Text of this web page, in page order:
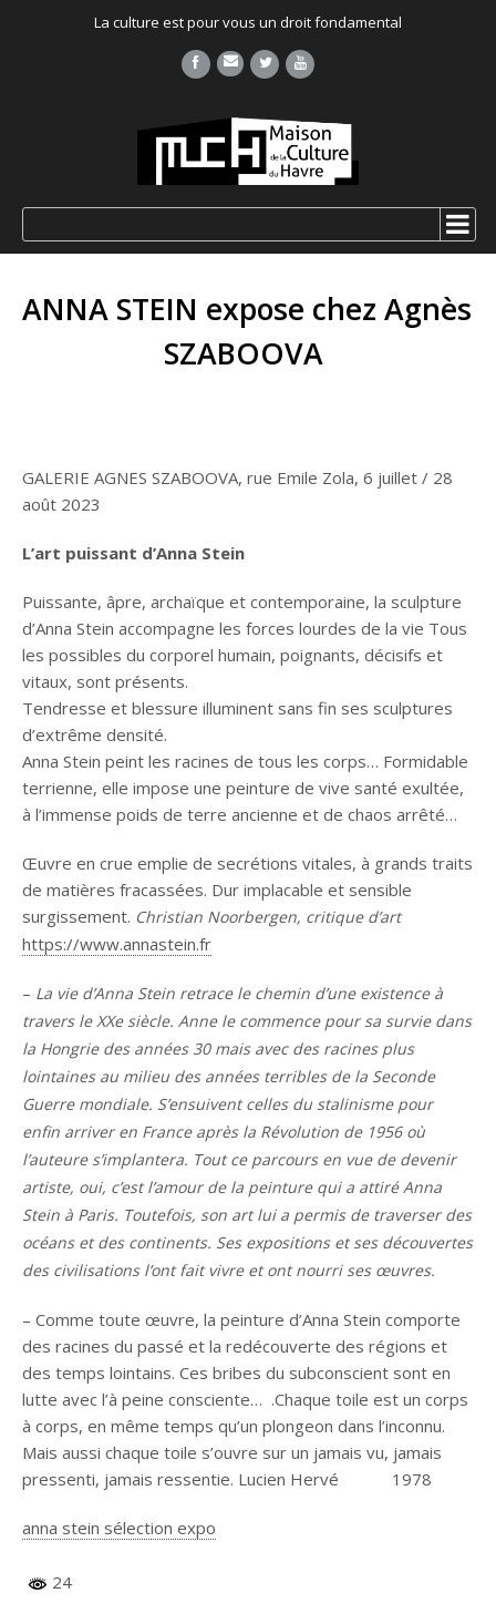
La culture est pour vous un droit fondamental
ANNA STEIN expose chez Agnès
SZABOOVA
GALERIE AGNES SZABOOVA, rue Emile Zola, 6 juillet / 28
août 2023
L’art puissant d’Anna Stein
Puissante, âpre, archaïque et contemporaine, la sculpture
d’Anna Stein accompagne les forces lourdes de la vie Tous
les possibles du corporel humain, poignants, décisifs et
vitaux, sont présents.
Tendresse et blessure illuminent sans fin ses sculptures
d’extrême densité.
Anna Stein peint les racines de tous les corps… Formidable
terrienne, elle impose une peinture de vive santé exultée,
à l’immense poids de terre ancienne et de chaos arrêté…
Œuvre en crue emplie de secrétions vitales, à grands traits
de matières fracassées. Dur implacable et sensible
surgissement. Christian Noorbergen, critique d’art
https://www.annastein.fr
– La vie d’Anna Stein retrace le chemin d’une existence à
travers le XXe siècle. Anne le commence pour sa survie dans
la Hongrie des années 30 mais avec des racines plus
lointaines au milieu des années terribles de la Seconde
Guerre mondiale. S’ensuivent celles du stalinisme pour
enfin arriver en France après la Révolution de 1956 où
l’auteure s’implantera. Tout ce parcours en vue de devenir
artiste, oui, c’est l’amour de la peinture qui a attiré Anna
Stein à Paris. Toutefois, son art lui a permis de traverser des
océans et des continents. Ses expositions et ses découvertes
des civilisations l’ont fait vivre et ont nourri ses œuvres.
– Comme toute œuvre, la peinture d’Anna Stein comporte
des racines du passé et la redécouverte des régions et
des temps lointains. Ces bribes du subconscient sont en
lutte avec l’à peine consciente… .Chaque toile est un corps
à corps, en même temps qu’un plongeon dans l’inconnu.
Mais aussi chaque toile s’ouvre sur un jamais vu, jamais
pressenti, jamais ressentie. Lucien Hervé 1978
anna stein sélection expo
24